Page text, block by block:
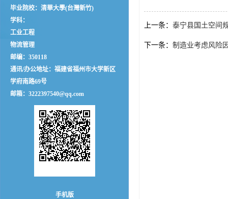
毕业院校：清華大學(台灣新竹)
学科：
工业工程
物流管理
邮编： 350118
通讯/办公地址： 福建省福州市大学新区
学府南路69号
邮箱： 3222397540@qq.com
手机版
上一条： 泰宁县国土空间
下一条： 制造业考虑风险